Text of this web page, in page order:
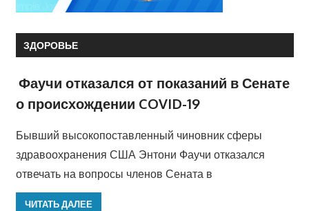
ЗДОРОВЬЕ
Фаучи отказался от показаний в Сенате
о происхождении COVID-19
Бывший высокопоставленный чиновник сферы
здравоохранения США Энтони Фаучи отказался
отвечать на вопросы членов Сената в
ЧИТАТЬ ДАЛЕЕ